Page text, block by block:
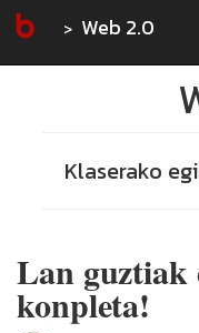
Web 2.0
Klaserako
Lan guztiak
konpleta!